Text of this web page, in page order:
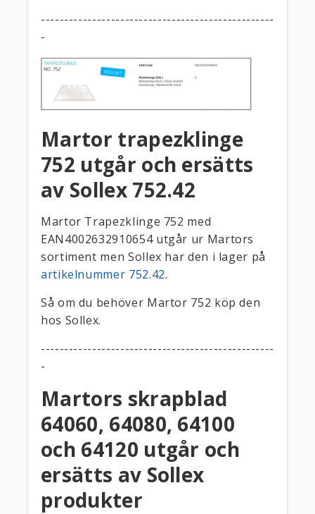
--------------------------------------------------
-
Martor trapezklinge
752 utgår och ersätts
av Sollex 752.42
Martor Trapezklinge 752 med
EAN4002632910654 utgår ur Martors
sortiment men Sollex har den i lager på
artikelnummer 752.42.
Så om du behöver Martor 752 köp den
hos Sollex.
--------------------------------------------------
-
Martors skrapblad
64060, 64080, 64100
och 64120 utgår och
ersätts av Sollex
produkter